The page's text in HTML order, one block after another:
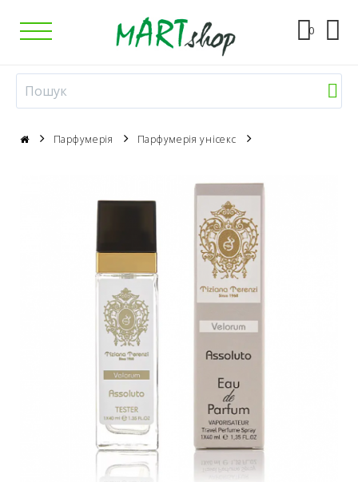
0
Парфумерія Парфумерія унісекс